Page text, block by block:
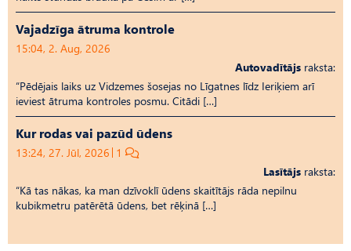
Vajadzīga ātruma kontrole
15:04, 2. Aug, 2026
Autovadītājs raksta:
“Pēdējais laiks uz Vid­ze­mes šosejas no Līgatnes līdz Ieriķiem arī
ieviest ātruma kontroles posmu. Citādi […]
Kur rodas vai pazūd ūdens
13:24, 27. Jūl, 2026 1
Lasītājs raksta:
“Kā tas nākas, ka man dzīvoklī ūdens skaitītājs rāda nepilnu
kubikmetru patērētā ūdens, bet rēķinā […]